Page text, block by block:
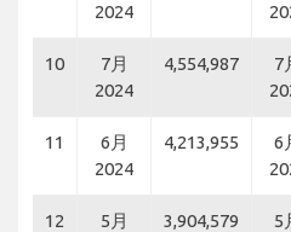
2024
10
7月
2024
4,554,987
7
11
6月
2024
4,213,955
6
12
5月
3,904,579
5